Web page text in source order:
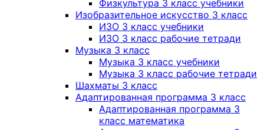
Физкультура 3 класс учебники
Изобразительное искусство 3 класс
ИЗО 3 класс учебники
ИЗО 3 класс рабочие тетради
Музыка 3 класс
Музыка 3 класс учебники
Музыка 3 класс рабочие тетради
Шахматы 3 класс
Адаптированная программа 3 класс
Адаптированная программа 3
класс математика